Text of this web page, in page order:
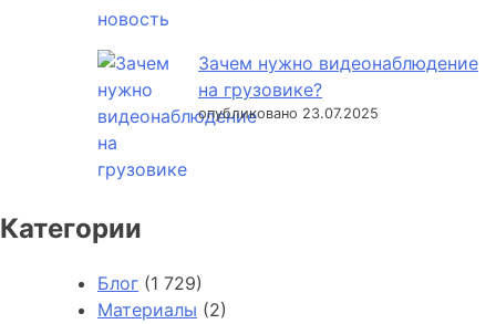
Зачем нужно видеонаблюдение
на грузовике?
опубликовано 23.07.2025
Категории
Блог (1 729)
Материалы (2)